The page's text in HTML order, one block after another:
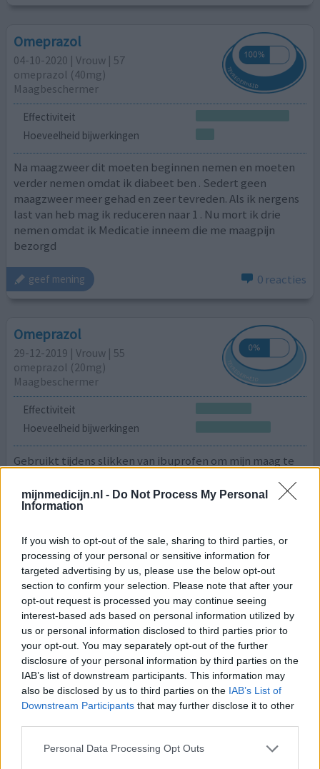
mijnmedicijn.nl - Do Not Process My Personal
Information
If you wish to opt-out of the sale, sharing to third parties, or
processing of your personal or sensitive information for
targeted advertising by us, please use the below opt-out
section to confirm your selection. Please note that after your
opt-out request is processed you may continue seeing
interest-based ads based on personal information utilized by
us or personal information disclosed to third parties prior to
your opt-out. You may separately opt-out of the further
disclosure of your personal information by third parties on the
IAB’s list of downstream participants. This information may
also be disclosed by us to third parties on the IAB’s List of
Downstream Participants that may further disclose it to other
Personal Data Processing Opt Outs
Omeprazol
04-10-2020 | Vrouw | 57
omeprazol (40mg)
Maagbeschermer
Effectiviteit
Hoeveelheid bijwerkingen
Na maagzweer dit moeten beginnen nemen en moeten
verder nemen omdat ik diabeet ben . Sedert geen
maagzweer meer gehad en zeer tevreden. Als ik nergens
last van heb mag ik reduceren naar 1 . Nu mort ik drie
nemen omdat ik Medicatie inneem die me maagpijn
bezorgd
geef mening 0 reacties
Omeprazol
29-12-2019 | Vrouw | 55
omeprazol (20mg)
Maagbeschermer
Effectiviteit
Hoeveelheid bijwerkingen
Gebruikt tijdens slikken van ibuprofen om mijn maag te
Maagpijn. Rechtsonder ribben. Dat werd steeds erger.
Ook zweetaanvallen. Onaangenaam gevoel. Na het
steeds de ibuprofen slikte.
geef mening 2 reacties
Omeprazol
03-12-2019 | Man | 52
omeprazol (10mg)
Maagbeschermer
Effectiviteit
hiermee begonnen toen ik aanhoudende maagklachten